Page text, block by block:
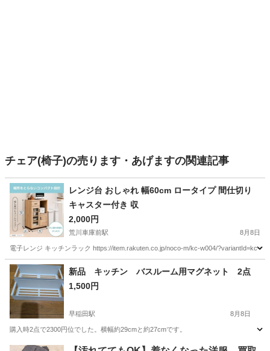
チェア(椅子)の売ります・あげますの関連記事
レンジ台 おしゃれ 幅60cm ロータイプ 間仕切り
キャスター付き 収
2,000円
荒川車庫前駅 8月8日
電子レンジ キッチンラック https://item.rakuten.co.jp/noco-m/kc-w004/?variantId=kc-
東京 足立区 荒川車庫前駅 家具
新品 キッチン バスルーム用マグネット 2点
1,500円
早稲田駅 8月8日
購入時2点で2300円位でした。横幅約29cmと約27cmです。
東京 新宿区 早稲田駅 収納家具